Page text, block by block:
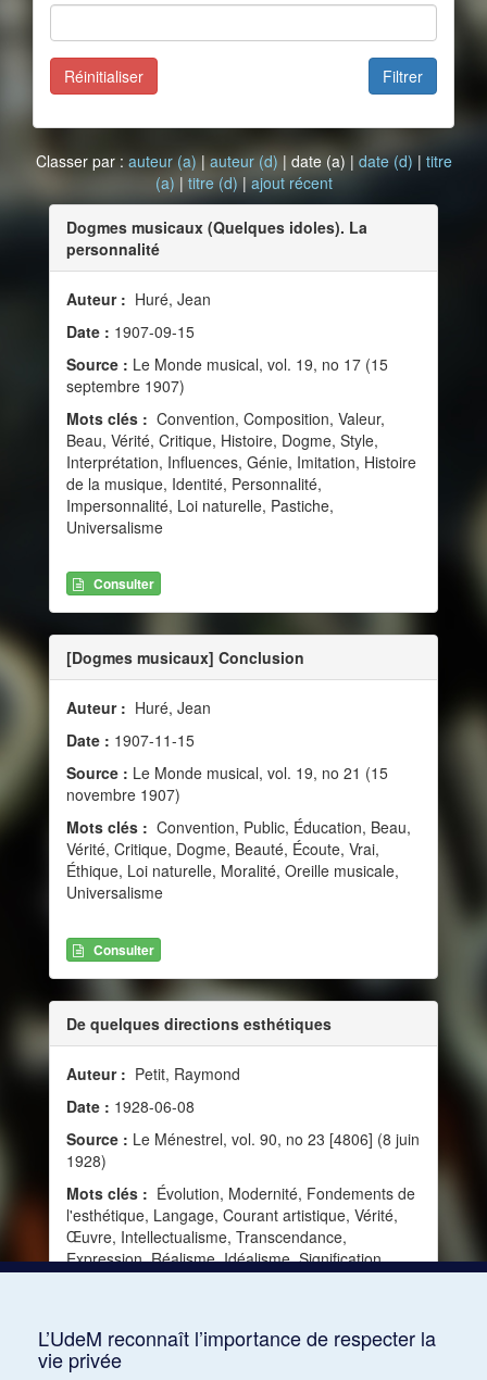
Filtrer
Réinitialiser
Classer par : auteur (a)|auteur (d) | date (a) | date (d) | titre
(a) | titre (d) |ajout récent
Dogmes musicaux (Quelques idoles). La
personnalité
Auteur : Huré, Jean
Date : 1907-09-15
Source : Le Monde musical, vol. 19, no 17 (15
septembre 1907)
Mots clés : Convention, Composition, Valeur,
Beau, Vérité, Critique, Histoire, Dogme, Style,
Interprétation, Influences, Génie, Imitation, Histoire
de la musique, Identité, Personnalité,
Impersonnalité, Loi naturelle, Pastiche,
Universalisme
Consulter
[Dogmes musicaux] Conclusion
Auteur : Huré, Jean
Date : 1907-11-15
Source : Le Monde musical, vol. 19, no 21 (15
novembre 1907)
Mots clés : Convention, Public, Éducation, Beau,
Vérité, Critique, Dogme, Beauté, Écoute, Vrai,
Éthique, Loi naturelle, Moralité, Oreille musicale,
Universalisme
Consulter
De quelques directions esthétiques
Auteur : Petit, Raymond
Date : 1928-06-08
Source : Le Ménestrel, vol. 90, no 23 [4806] (8 juin
1928)
Mots clés : Évolution, Modernité, Fondements de
l'esthétique, Langage, Courant artistique, Vérité,
Œuvre, Intellectualisme, Transcendance,
Expression, Réalisme, Idéalisme, Signification,
Philosophie, Essence, Subjectivité, Musique
L’UdeM reconnaît l’importance de respecter la
vie privée